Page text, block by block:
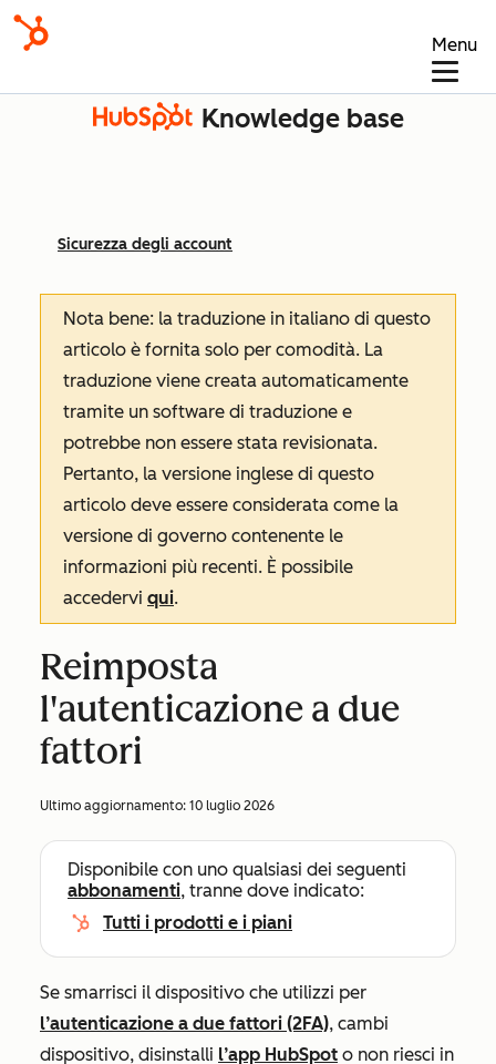
Menu
Knowledge base
Sicurezza degli account
Nota bene: la traduzione in italiano di questo
articolo è fornita solo per comodità. La
traduzione viene creata automaticamente
tramite un software di traduzione e
potrebbe non essere stata revisionata.
Pertanto, la versione inglese di questo
articolo deve essere considerata come la
versione di governo contenente le
informazioni più recenti. È possibile
accedervi qui.
Reimposta
l'autenticazione a due
fattori
Ultimo aggiornamento: 10 luglio 2026
Disponibile con uno qualsiasi dei seguenti
abbonamenti, tranne dove indicato:
Tutti i prodotti e i piani
Se smarrisci il dispositivo che utilizzi per
l’autenticazione a due fattori (2FA), cambi
dispositivo, disinstalli l’app HubSpot o non riesci in